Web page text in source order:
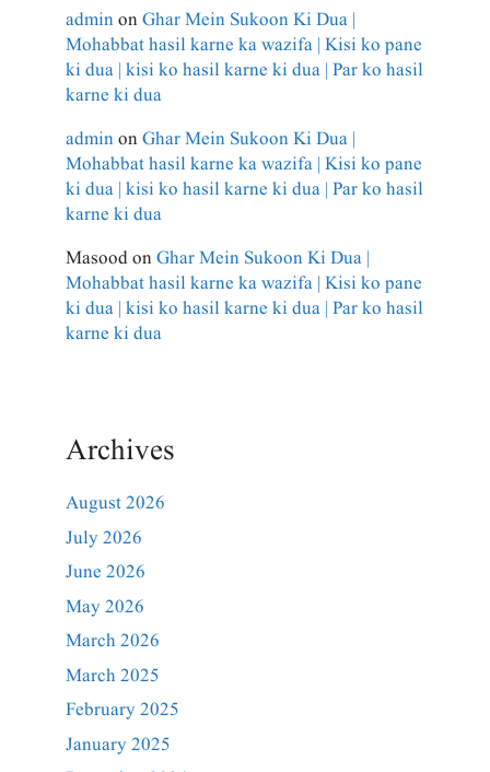
adminonGhar Mein Sukoon Ki Dua |
Mohabbat hasil karne ka wazifa | Kisi ko pane
ki dua | kisi ko hasil karne ki dua | Par ko hasil
karne ki dua
adminonGhar Mein Sukoon Ki Dua |
Mohabbat hasil karne ka wazifa | Kisi ko pane
ki dua | kisi ko hasil karne ki dua | Par ko hasil
karne ki dua
MasoodonGhar Mein Sukoon Ki Dua |
Mohabbat hasil karne ka wazifa | Kisi ko pane
ki dua | kisi ko hasil karne ki dua | Par ko hasil
karne ki dua
Archives
August 2026
July 2026
June 2026
May 2026
March 2026
March 2025
February 2025
January 2025